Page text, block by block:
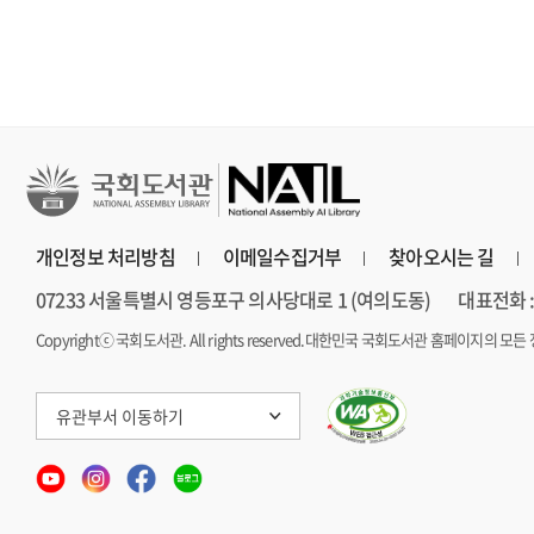
개인정보 처리방침 이메일수집거부 찾아오시는 길
07233 서울특별시 영등포구 의사당대로 1 (여의도동)
대표전화
Copyrightⓒ 국회도서관. All rights reserved.대한민국 국회도서관 홈페이지의 모
유관부서 이동하기